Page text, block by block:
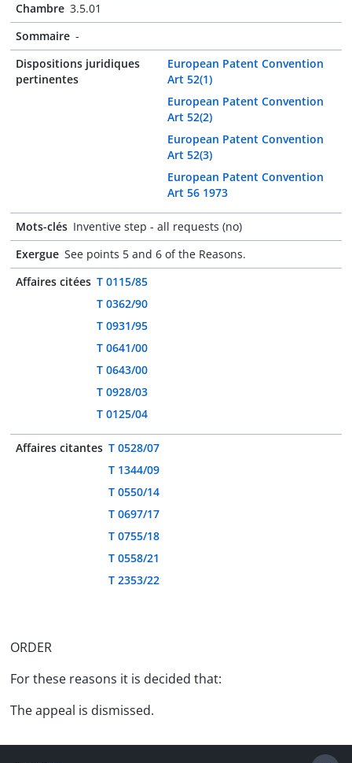
Chambre 3.5.01
Sommaire -
Dispositions juridiques
pertinentes
European Patent Convention
Art 52(1)
European Patent Convention
Art 52(2)
European Patent Convention
Art 52(3)
European Patent Convention
Art 56 1973
Mots-clés Inventive step - all requests (no)
Exergue See points 5 and 6 of the Reasons.
Affaires citées T 0115/85
T 0362/90
T 0931/95
T 0641/00
T 0643/00
T 0928/03
T 0125/04
Affaires citantes T 0528/07
T 1344/09
T 0550/14
T 0697/17
T 0755/18
T 0558/21
T 2353/22
ORDER
For these reasons it is decided that:
The appeal is dismissed.